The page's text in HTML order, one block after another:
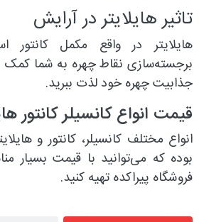
تاثیر هایلایتر در آرایش
هایلایتر در واقع مکمل
برجسته‌سازی نقاط چهره به شما کمک
جذابیت چهره خود لذت ببرید.
قیمت انواع کانسیلر کانتور
انواع مختلف کانسیلر، کانتور و
بوده که می‌توانید با قیمت بسیار
فروشگاه پیراکده تهیه کنید.